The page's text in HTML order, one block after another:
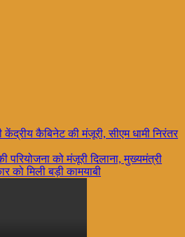
केंद्रीय कैबिनेट की मंजूरी, सीएम धामी निरंतर
को मंजूरी दिलाना, मुख्यमंत्री
को मिली बड़ी कामयाबी